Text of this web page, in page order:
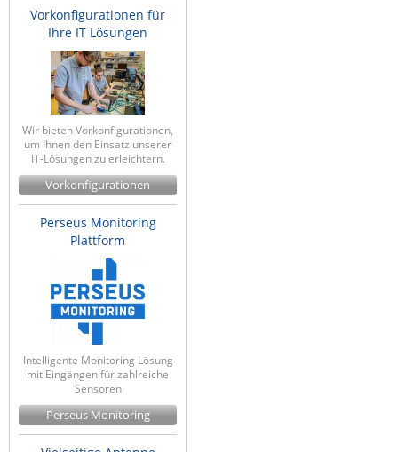
Vorkonfigurationen für
Ihre IT Lösungen
Wir bieten Vorkonfigurationen,
um Ihnen den Einsatz unserer
IT-Lösungen zu erleichtern.
Vorkonfigurationen
Perseus Monitoring
Plattform
Intelligente Monitoring Lösung
mit Eingängen für zahlreiche
Sensoren
Perseus Monitoring